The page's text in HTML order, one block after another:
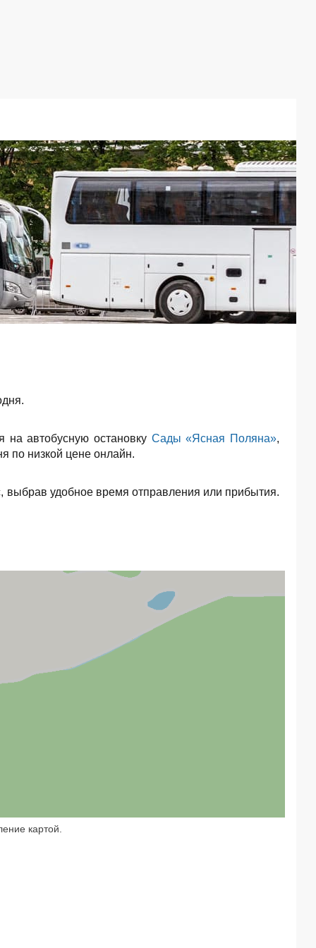
автобусную остановку Сады «Ясная Поляна»,
по низкой цене онлайн.
выбрав удобное время отправления или прибытия.
картой.